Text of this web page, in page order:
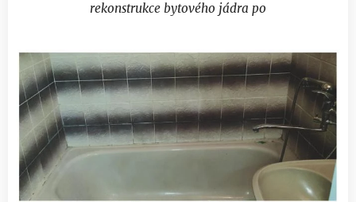
rekonstrukce bytového jádra po